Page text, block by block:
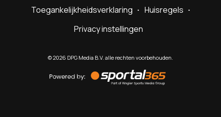
Toegankelijkheidsverklaring
Huisregels
Privacy instellingen
©2026 DPG Media B.V. alle rechten voorbehouden.
by
Sportal365